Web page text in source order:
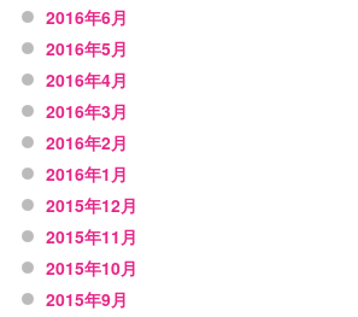
2016年6月
2016年5月
2016年4月
2016年3月
2016年2月
2016年1月
2015年12月
2015年11月
2015年10月
2015年9月